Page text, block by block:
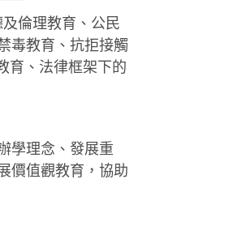
倫理教育、公民
毒教育、抗拒接觸
育、法律框架下的
學理念、發展重
價值觀教育，協助